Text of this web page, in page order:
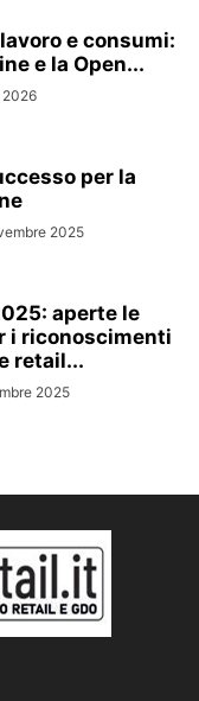
e consumi:
e la Open...
2026
per la
2025
aperte le
i riconoscimenti
retail...
2025